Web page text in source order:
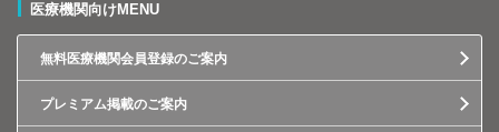
医療機関向けMENU
無料医療機関会員登録のご案内
プレミアム掲載のご案内